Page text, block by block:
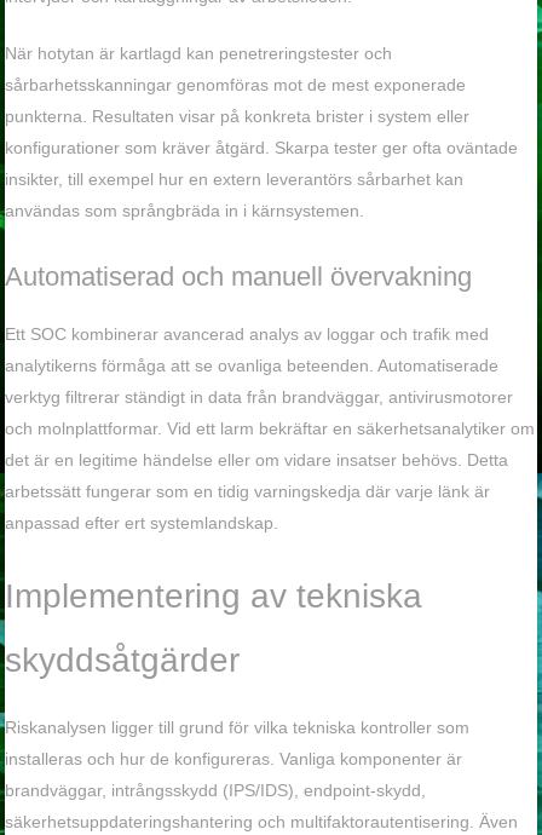
När hotytan är kartlagd kan penetreringstester och
sårbarhetsskanningar genomföras mot de mest exponerade
punkterna. Resultaten visar på konkreta brister i system eller
konfigurationer som kräver åtgärd. Skarpa tester ger ofta oväntade
insikter, till exempel hur en extern leverantörs sårbarhet kan
användas som språngbräda in i kärnsystemen.
Automatiserad och manuell övervakning
Ett SOC kombinerar avancerad analys av loggar och trafik med
analytikerns förmåga att se ovanliga beteenden. Automatiserade
verktyg filtrerar ständigt in data från brandväggar, antivirusmotorer
och molnplattformar. Vid ett larm bekräftar en säkerhetsanalytiker om
det är en legitime händelse eller om vidare insatser behövs. Detta
arbetssätt fungerar som en tidig varningskedja där varje länk är
anpassad efter ert systemlandskap.
Implementering av tekniska
skyddsåtgärder
Riskanalysen ligger till grund för vilka tekniska kontroller som
installeras och hur de konfigureras. Vanliga komponenter är
brandväggar, intrångsskydd (IPS/IDS), endpoint-skydd,
säkerhetsuppdateringshantering och multifaktorautentisering. Även